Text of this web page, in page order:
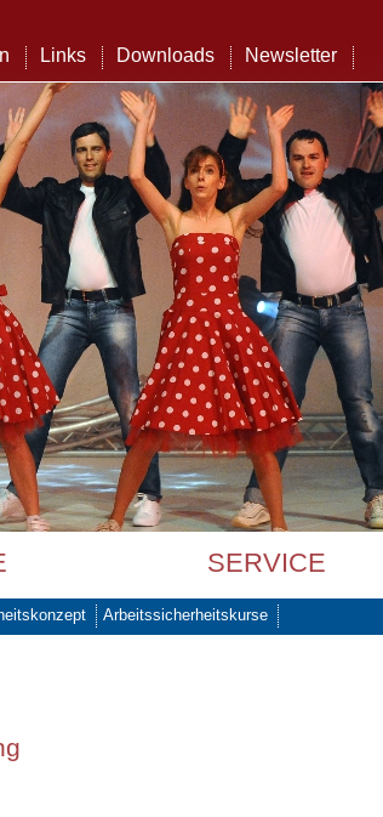
Links Downloads Newsletter
SERVICE
Arbeitssicherheitskurse